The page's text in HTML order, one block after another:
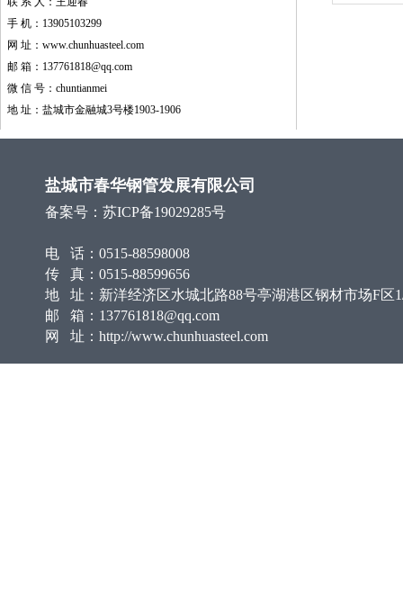
手 机：13905103299
网 址： www.chunhuasteel.com
邮 箱： 137761818@qq.com
微 信 号：chuntianmei
地 址：盐城市金融城3号楼1903-1906
盐城市春华钢管发展有限公司
备案号： 苏ICP备19029285号
电 话：0515-88598008
传 真：0515-88599656
地 址：新洋经济区水城北路88号亭湖港区钢材市场F区
邮 箱：137761818@qq.com
网 址：http://www.chunhuasteel.com